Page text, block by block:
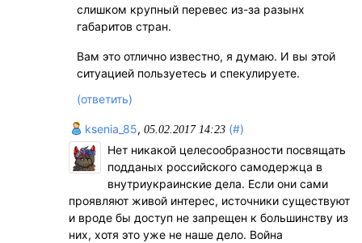
слишком крупный перевес из-за разынх
габаритов стран.
Вам это отлично известно, я думаю. И вы этой
ситуацией пользуетесь и спекулируете.
(ответить)
ksenia_85, 05.02.2017 14:23 (#)
Нет никакой целесообразности посвящать
подданых российского самодержца в
внутриукраинские дела. Если они сами
проявляют живой интерес, источники существуют
и вроде бы доступ не запрещен к большинству из
них, хотя это уже не наше дело. Война